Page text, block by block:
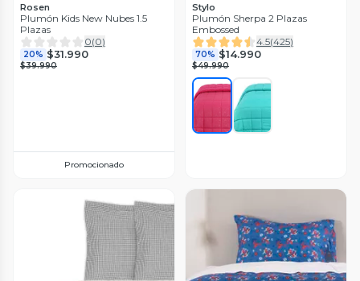
Rosen
Plumón Kids New Nubes 1.5
Plazas
0(0)
20% $31.990
$39.990
Promocionado
Stylo
Plumón Sherpa 2 Plazas
Embossed
4.5(425)
70% $14.990
$49.990